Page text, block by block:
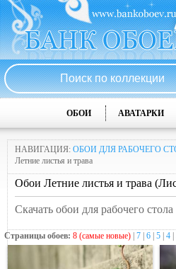
ОБОИ АВАТАРКИ
НАВИГАЦИЯ: ОБОИ ДЛЯ РАБОЧЕГО
Летние листья и трава
Обои Летние листья и трава
Скачать обои для рабочего
Страницы обоев: 8 (самые новые) 7 6 5 4